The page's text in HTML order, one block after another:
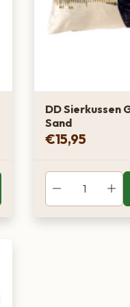
DD Sierkussen
Sand
€15,95